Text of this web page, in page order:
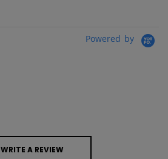
Powered by
WRITE A REVIEW